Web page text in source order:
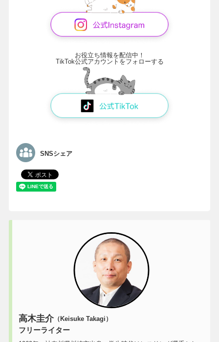
お役立ち情報を配信中！
TikTok公式アカウントをフォローする
SNSシェア
高木圭介（Keisuke Takagi）
フリーライター